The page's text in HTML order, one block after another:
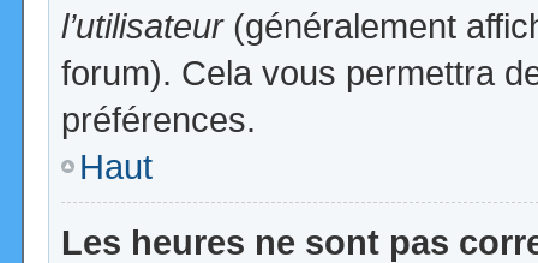
l’utilisateur(généralement
forum). Cela vous permettra
préférences.
Haut
Les heures ne sont pas